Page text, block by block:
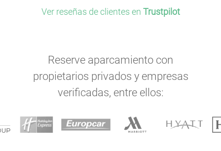
Ver reseñas de clientes en Trustpilot
Reserve aparcamiento con
propietarios privados y empresas
verificadas, entre ellos: